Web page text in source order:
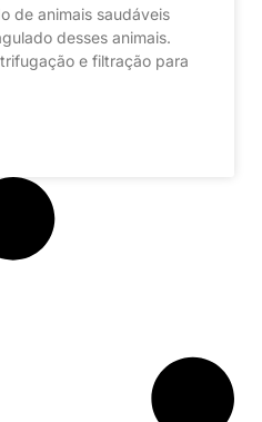
de animais saudáveis
desses animais.
e filtração para